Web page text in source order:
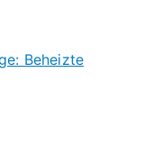
Beheizte